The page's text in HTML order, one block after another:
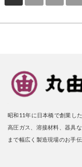
昭和11年に日本橋で創業し
高圧ガス、溶接材料、器具
まで幅広く製造現場のお手